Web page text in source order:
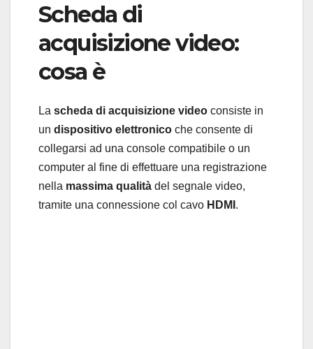
Scheda di
acquisizione video:
cosa è
La scheda di acquisizione video consiste in
un dispositivo elettronico che consente di
collegarsi ad una console compatibile o un
computer al fine di effettuare una registrazione
nella massima qualità del segnale video,
tramite una connessione col cavo HDMI .